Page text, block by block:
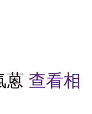
蒽 查看相